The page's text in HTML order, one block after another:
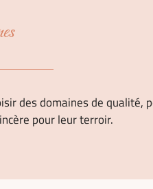
des domaines de qualité,
pour leur terroir.